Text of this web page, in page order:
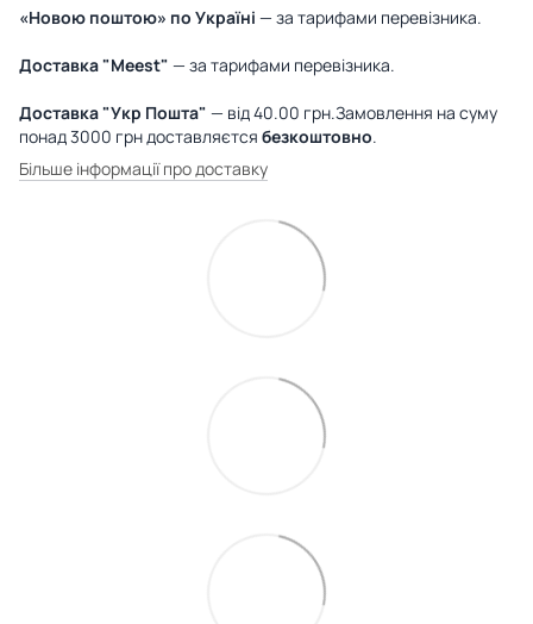
«Новою поштою» по Україні — за тарифами перевізника.
Доставка "Meest" — за тарифами перевізника.
Доставка "Укр Пошта" — від 40.00 грн.Замовлення на суму
понад 3000 грн доставляєтся безкоштовно.
Більше інформації про доставку